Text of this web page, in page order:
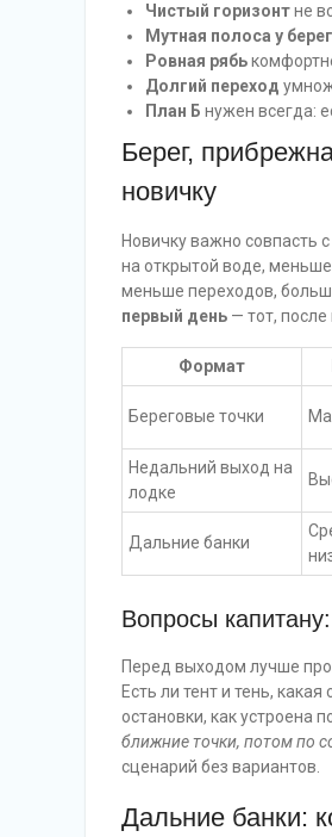
Чистый горизонтне
Мутная полоса у
Ровная рябь
Долгий переход
План Б нужен всегда:
Берег,
новичку
Новичку важно совпасть
на открытой воде,
меньше переходов,
первый день — тот, после
Формат
Береговые точки
Недальний выход на
лодке
Дальние банки
Вопросы
Перед выходом лучше
Есть ли тент и тень,
остановки, как устроена
ближние точки, потом по
сценарий без вариантов.
Дальние банки: